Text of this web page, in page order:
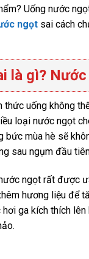
Uống nước
ngọt sai cách
là gì?
thức uống không
loại nước ngọt
bức mùa hè sẽ
lượng sau
ngọt rất được
hương liệu
ga kích thích